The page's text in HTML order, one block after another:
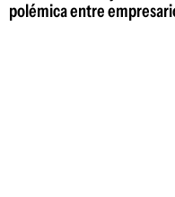
polémica entre